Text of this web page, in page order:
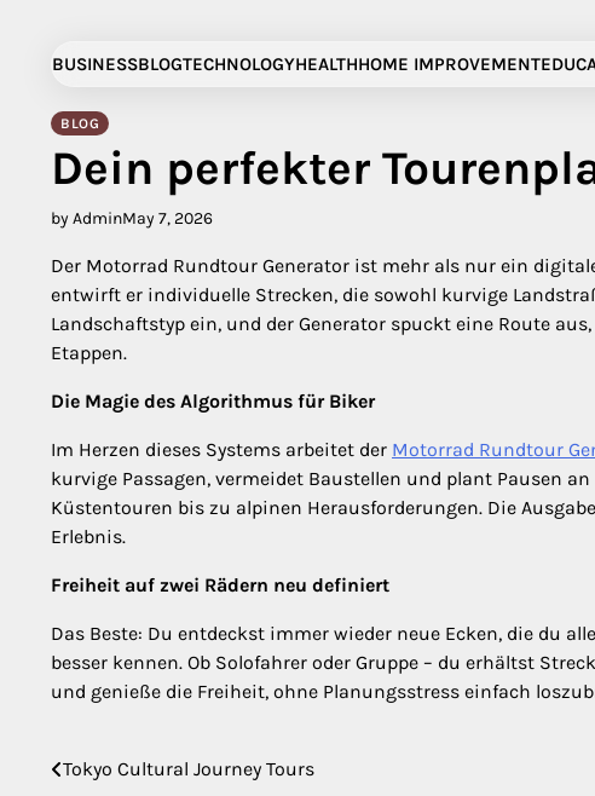
contentBUSINESSBLOGTECHNOLOGYHEALTHHOME IMPROVEMENT
BLOG
Dein perfekter
by AdminMay 7, 2026
Der Motorrad Rundtour Generator ist mehr als nur ein
entwirft er individuelle Strecken, die sowohl kurvige
Landschaftstyp ein, und der Generator spuckt eine Route
Etappen.
Die Magie des Algorithmus für Biker
Im Herzen dieses Systems arbeitet der Motorrad Rundtour
kurvige Passagen, vermeidet Baustellen und plant Pausen
Küstentouren bis zu alpinen Herausforderungen. Die
Erlebnis.
Freiheit auf zwei Rädern neu definiert
Das Beste: Du entdeckst immer wieder neue Ecken, die du
besser kennen. Ob Solofahrer oder Gruppe – du erhältst
und genieße die Freiheit, ohne Planungsstress einfach
Post
Tokyo Cultural Journey Tours